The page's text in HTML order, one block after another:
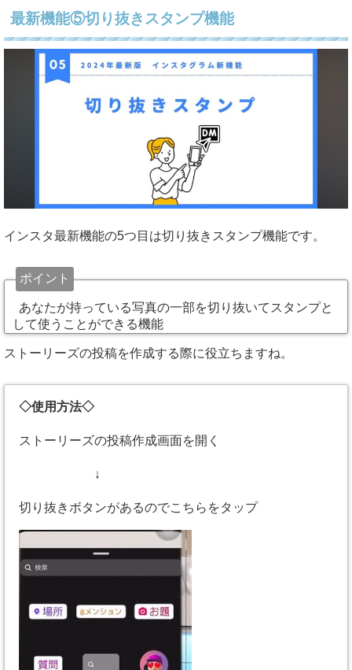
最新機能⑤切り抜きスタンプ機能
インスタ最新機能の5つ目は切り抜きスタンプ機能です。
ポイント
あなたが持っている写真の一部を切り抜いてスタンプと
して使うことができる機能
ストーリーズの投稿を作成する際に役立ちますね。
◇使用方法◇
ストーリーズの投稿作成画面を開く
↓
切り抜きボタンがあるのでこちらをタップ